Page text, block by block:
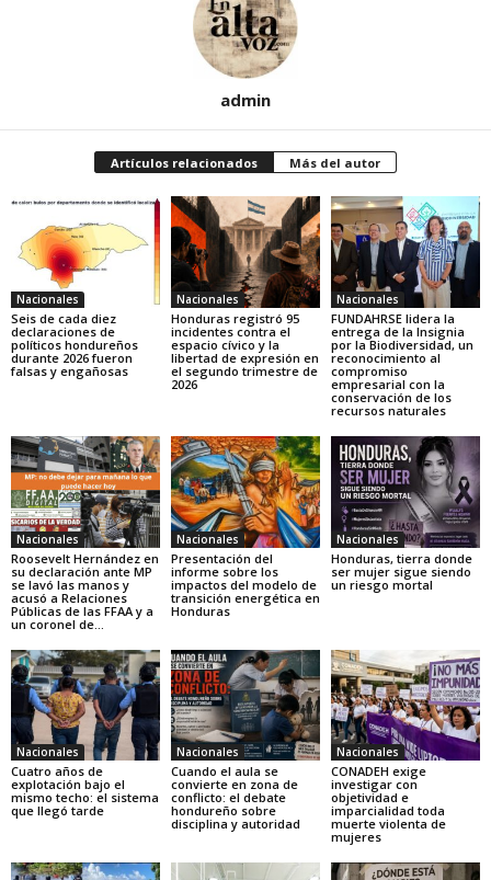
admin
Artículos relacionados Más del autor
Nacionales
Seis de cada diez
declaraciones de
políticos hondureños
durante 2026 fueron
falsas y engañosas
Nacionales
Honduras registró 95
incidentes contra el
espacio cívico y la
libertad de expresión en
el segundo trimestre de
2026
Nacionales
FUNDAHRSE lidera la
entrega de la Insignia
por la Biodiversidad, un
reconocimiento al
compromiso
empresarial con la
conservación de los
recursos naturales
Nacionales
Roosevelt Hernández en
su declaración ante MP
se lavó las manos y
acusó a Relaciones
Públicas de las FFAA y a
un coronel de...
Nacionales
Presentación del
informe sobre los
impactos del modelo de
transición energética en
Honduras
Nacionales
Honduras, tierra donde
ser mujer sigue siendo
un riesgo mortal
Nacionales
Cuatro años de
explotación bajo el
mismo techo: el sistema
que llegó tarde
Nacionales
Cuando el aula se
convierte en zona de
conflicto: el debate
hondureño sobre
disciplina y autoridad
Nacionales
CONADEH exige
investigar con
objetividad e
imparcialidad toda
muerte violenta de
mujeres